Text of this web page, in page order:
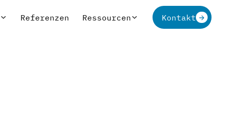
Referenzen Ressourcen Kontakt